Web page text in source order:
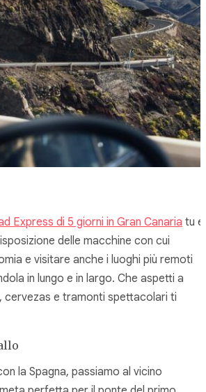
Express di 5 giorni in Gran Canaria tu e
delle macchine con cui
e visitare anche i luoghi più remoti
in lungo e in largo. Che aspetti a
cervezas e tramonti spettacolari ti
la Spagna, passiamo al vicino